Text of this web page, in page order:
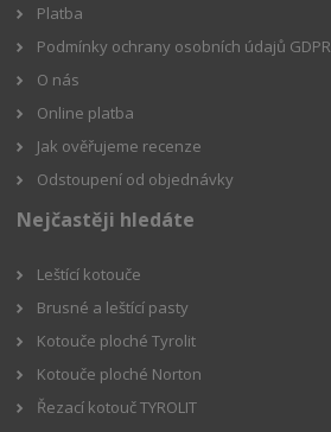
Platba
Podmínky ochrany osobních údajů GDPR
O nás
Online platba
Jak ověřujeme recenze
Odstoupení od objednávky
Nejčastěji hledáte
Leštící kotouče
Brusné a leštící pasty
Kotouče ploché Tyrolit
Kotouče ploché Norton
Řezací kotouč TYROLIT